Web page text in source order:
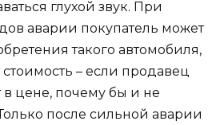
глухой звук. При
аварии покупатель может
такого автомобиля,
– если продавец
в цене, почему бы и не
после сильной аварии